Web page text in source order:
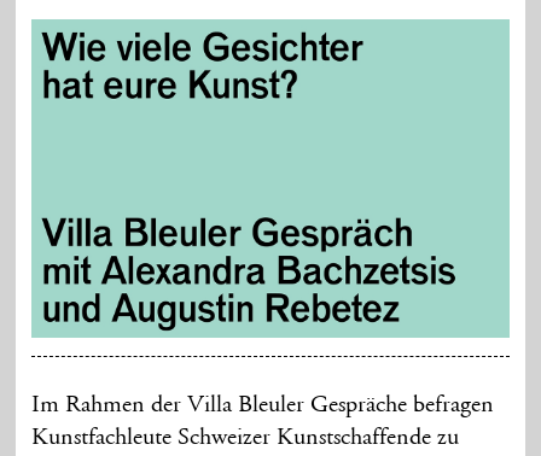
Im Rahmen der Villa Bleuler Gespräche befragen
Kunstfachleute Schweizer Kunstschaffende zu